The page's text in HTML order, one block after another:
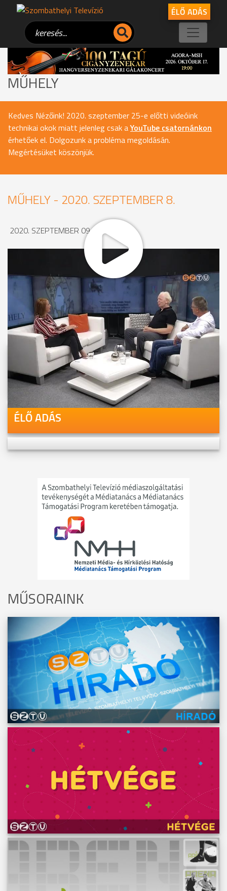
ÉLŐ ADÁS
MŰHELY
Kedves Nézőink! 2020. szeptember 25-e előtti videóink
technikai okok miatt jelenleg csak aYouTube csatornánkon
érhetőek el. Dolgozunk a probléma megoldásán.
Megértésüket köszönjük.
MŰHELY - 2020. SZEPTEMBER 8.
2020. SZEPTEMBER 09., 10:10
MEGOSZTÁS
Videóink megtekinthetőek
Youtube-csatornánkon is!
ÉLŐ ADÁS
MŰSORAINK